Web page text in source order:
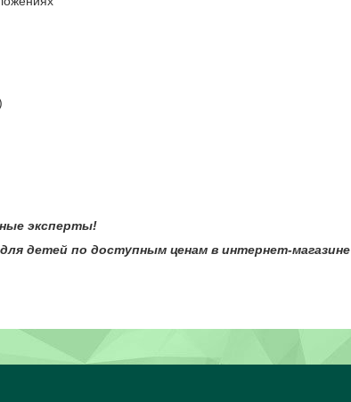
детей по доступным ценам в интернет-магазине